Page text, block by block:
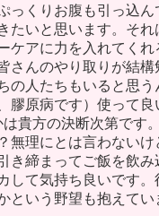
っくりお腹も引っ込
たいと思います。そ
ケアに力を入れてく
さんのやり取りが結
の人たちもいると思
膠原病です）使って
貴方の決断次第です
無理にとは言わないけ
き締まってご飯を飲
して気持ち良いです
という野望も抱えて